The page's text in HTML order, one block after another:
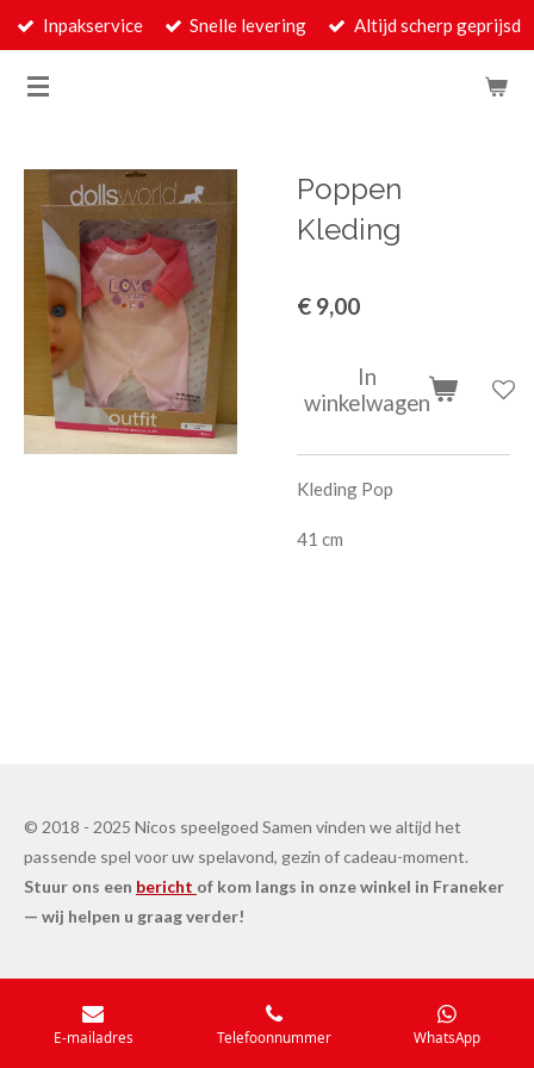
Ga
naar
Inpakservice Snelle levering Altijd scherp geprijsd
Poppen
Kleding
€ 9,00
In
winkelwagen
Kleding Pop
41 cm
© 2018 - 2025 Nicos speelgoed Samen vinden we altijd het
passende spel voor uw spelavond, gezin of cadeau-moment.
Stuur ons een bericht of kom langs in onze winkel in Franeker
— wij helpen u graag verder!
E-mailadres Telefoonnummer WhatsApp